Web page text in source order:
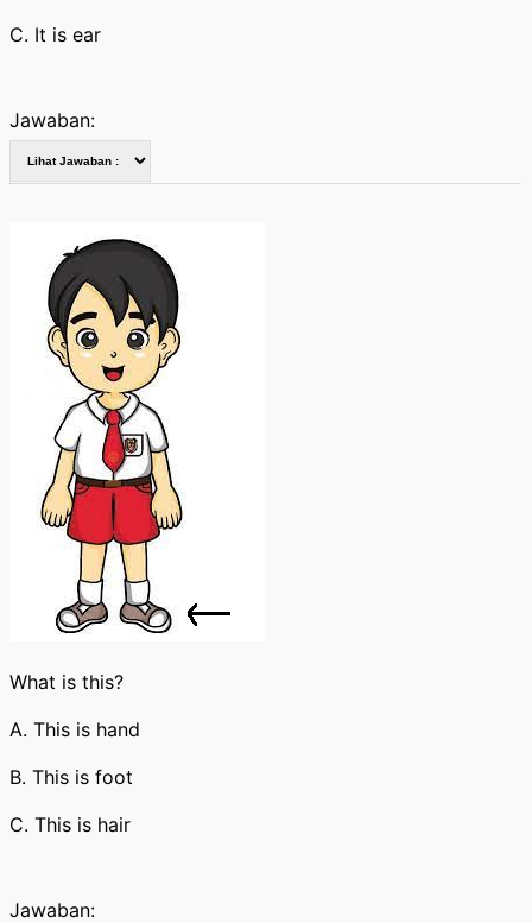
C. It is ear
Jawaban:
What is this?
A. This is hand
B. This is foot
C. This is hair
Jawaban: